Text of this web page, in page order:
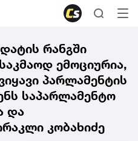
რანგში
ემოციურია,
პარლამენტის
საპარლამენტო
და
კობახიძე